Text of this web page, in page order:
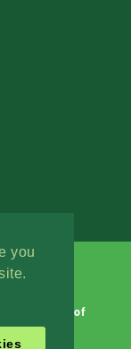
you
Terms of